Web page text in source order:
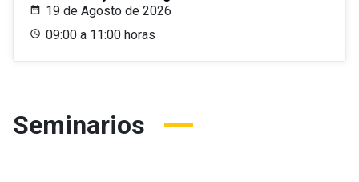
19 de Agosto de 2026
09:00 a 11:00 horas
Seminarios